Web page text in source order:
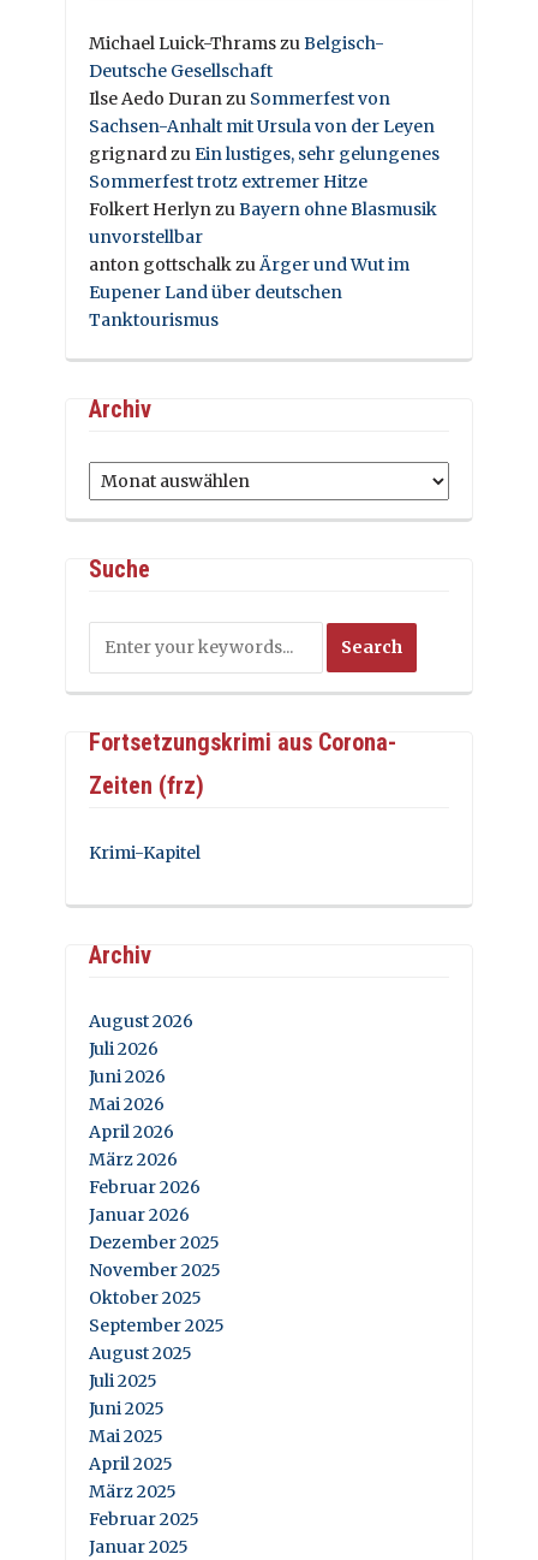
Michael Luick-ThramszuBelgisch-
Deutsche Gesellschaft
Ilse Aedo Duranzu Sommerfest von
Sachsen-Anhalt mit Ursula von der Leyen
grignardzuEin lustiges, sehr gelungenes
Sommerfest trotz extremer Hitze
Folkert HerlynzuBayern ohne Blasmusik
unvorstellbar
anton gottschalkzuÄrger und Wut im
Eupener Land über deutschen
Tanktourismus
Archiv
Archiv
Suche
Fortsetzungskrimi aus Corona-
Zeiten (frz)
Krimi-Kapitel
Archiv
August 2026
Juli 2026
Juni 2026
Mai 2026
April 2026
März 2026
Februar 2026
Januar 2026
Dezember 2025
November 2025
Oktober 2025
September 2025
August 2025
Juli 2025
Juni 2025
Mai 2025
April 2025
März 2025
Februar 2025
Januar 2025